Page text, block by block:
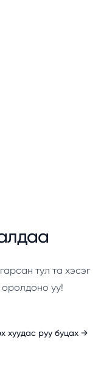
тул та хэсэг
уу!
хуудас руу буцах →